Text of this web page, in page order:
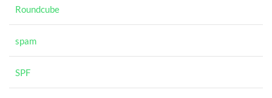
Roundcube
spam
SPF